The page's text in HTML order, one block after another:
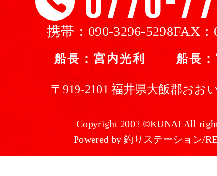
携帯： 090-3296-5298FAX：
船長：宮内光利 船長：
〒919-2101 福井県大飯郡おお
Copyright 2003 ©KUNAI All
Powered by 釣りステーション/